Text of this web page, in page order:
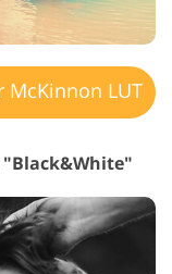
McKinnon LUT
"Black&White"